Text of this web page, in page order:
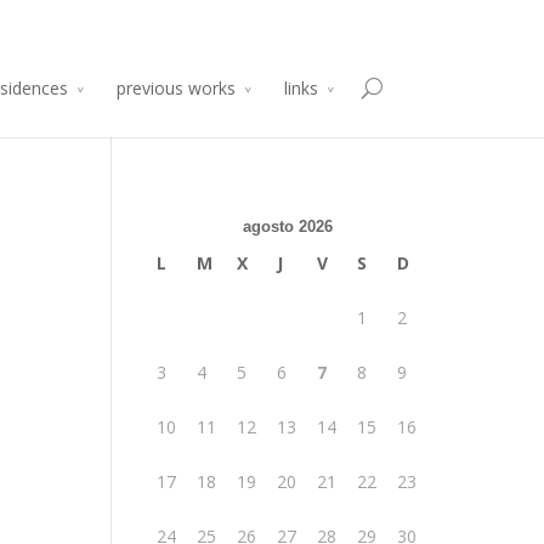
previous works links
agosto 2026
L M X J V S D
1 2
3 4 5 6 7 8 9
10 11 12 13 14 15 16
17 18 19 20 21 22 23
24 25 26 27 28 29 30